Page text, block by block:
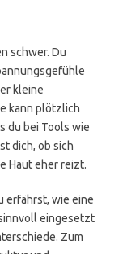
schwer. Du
kleine
kann plötzlich
du bei Tools wie
dich, ob sich
Haut eher reizt.
erfährst, wie eine
eingesetzt
Zum